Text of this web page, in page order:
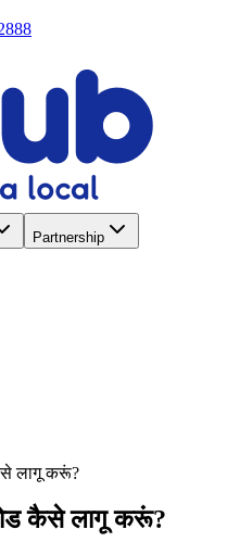
Partnership
लागू करूं?
कैसे लागू करूं?